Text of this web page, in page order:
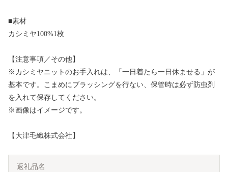
■素材
カシミヤ100%1枚
【注意事項／その他】
※カシミヤニットのお手入れは、「一日着たら一日休ませる」が
基本です。こまめにブラッシングを行ない、保管時は必ず防虫剤
を入れて保存してください。
※画像はイメージです。
【大津毛織株式会社】
返礼品名